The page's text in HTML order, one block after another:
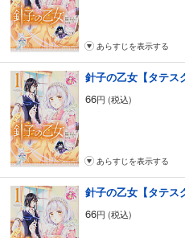
あらすじを表示する
針子の乙女【タテ
66円 (税込)
あらすじを表示する
針子の乙女【タテ
66円 (税込)